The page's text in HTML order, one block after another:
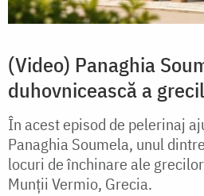
(Video) Panaghia
duhovnicească a
În acest episod de pelerinaj
Panaghia Soumela, unul
locuri de închinare ale
Munții Vermio, Grecia.